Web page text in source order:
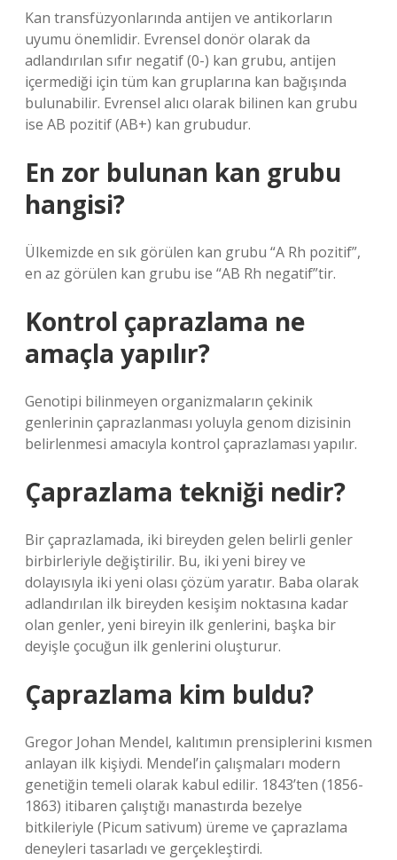
Kan transfüzyonlarında antijen ve antikorların
uyumu önemlidir. Evrensel donör olarak da
adlandırılan sıfır negatif (0-) kan grubu, antijen
içermediği için tüm kan gruplarına kan bağışında
bulunabilir. Evrensel alıcı olarak bilinen kan grubu
ise AB pozitif (AB+) kan grubudur.
En zor bulunan kan grubu
hangisi?
Ülkemizde en sık görülen kan grubu “A Rh pozitif”,
en az görülen kan grubu ise “AB Rh negatif”tir.
Kontrol çaprazlama ne
amaçla yapılır?
Genotipi bilinmeyen organizmaların çekinik
genlerinin çaprazlanması yoluyla genom dizisinin
belirlenmesi amacıyla kontrol çaprazlaması yapılır.
Çaprazlama tekniği nedir?
Bir çaprazlamada, iki bireyden gelen belirli genler
birbirleriyle değiştirilir. Bu, iki yeni birey ve
dolayısıyla iki yeni olası çözüm yaratır. Baba olarak
adlandırılan ilk bireyden kesişim noktasına kadar
olan genler, yeni bireyin ilk genlerini, başka bir
deyişle çocuğun ilk genlerini oluşturur.
Çaprazlama kim buldu?
Gregor Johan Mendel, kalıtımın prensiplerini kısmen
anlayan ilk kişiydi. Mendel’in çalışmaları modern
genetiğin temeli olarak kabul edilir. 1843’ten (1856-
1863) itibaren çalıştığı manastırda bezelye
bitkileriyle (Picum sativum) üreme ve çaprazlama
deneyleri tasarladı ve gerçekleştirdi.